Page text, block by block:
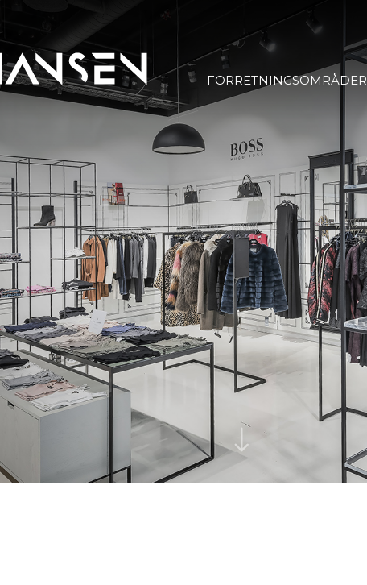
FORRETNINGSOMRÅDER
"